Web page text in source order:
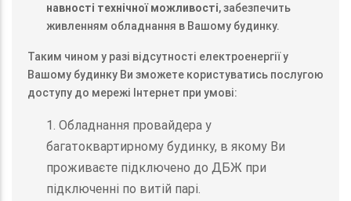
навності технічної можливості, забезпечить
живленням обладнання в Вашому будинку.
Таким чином у разі відсутності електроенергії у
Вашому будинку Ви зможете користуватись послугою
доступу до мережі Інтернет при умові:
1. Обладнання провайдера у
багатоквартирному будинку, в якому Ви
проживаєте підключено до ДБЖ при
підключенні по витій парі.